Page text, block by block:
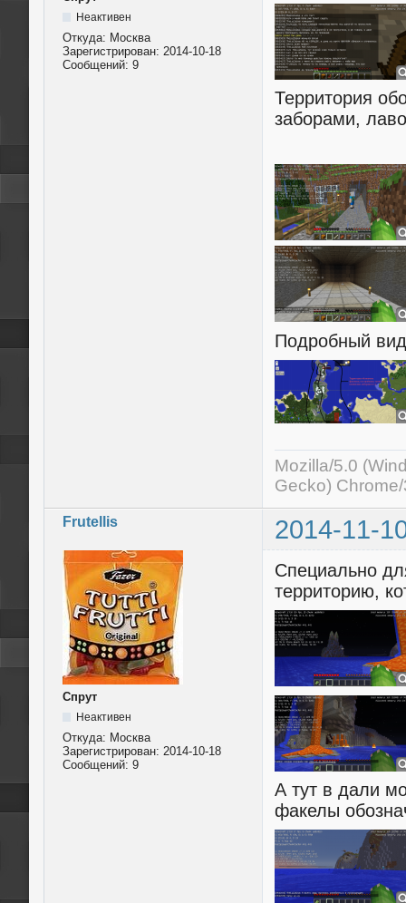
Неактивен
Откуда: Моcква
Зарегистрирован: 2014-10-18
Сообщений: 9
Территория
заборами,
Подробный
Mozilla/5.0
Gecko)
Frutellis 2014-11-
Спрут
Неактивен
Откуда: Моcква
Зарегистрирован: 2014-10-18
Сообщений: 9
Специально
территорию,
А тут в дали
факелы